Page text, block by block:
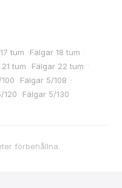
tum ·Fälgar 18 tum ·
tum ·Fälgar 22 tum ·
·Fälgar 5/108 ·
120 ·Fälgar 5/130
förbehållna.